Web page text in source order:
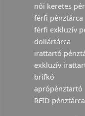
női keretes
férfi pénztárca
férfi exkluzív
dollártárca
irattartó
exkluzív
brifkó
aprópénztartó
RFID pénztárca